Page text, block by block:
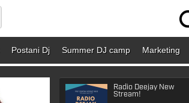
Postani Dj Summer DJ camp Marketing
Radio Deejay New
Stream!